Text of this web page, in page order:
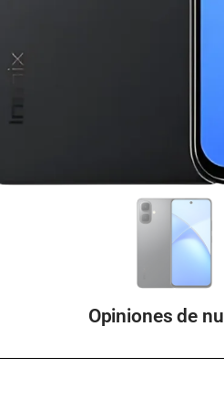
Opiniones de